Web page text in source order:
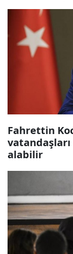
Fahrettin
alabilir